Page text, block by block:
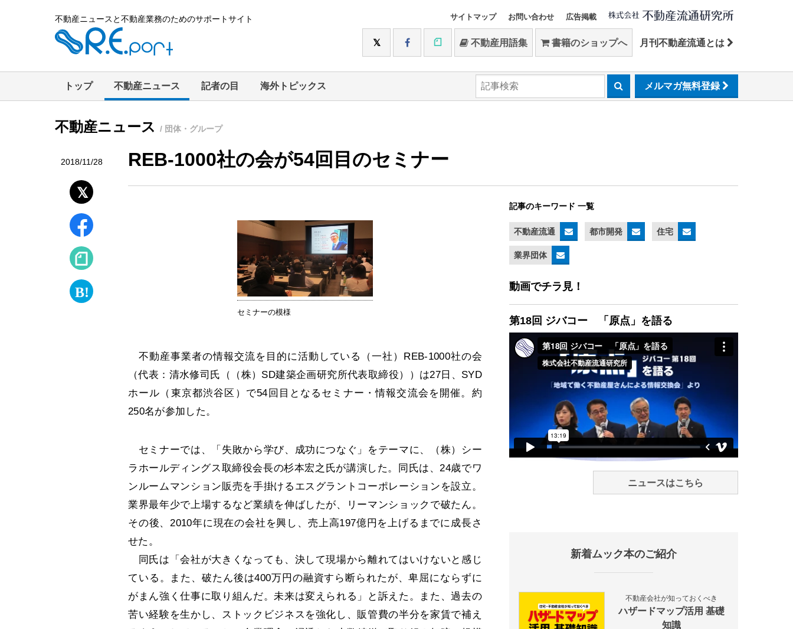
不動産ニュースと不動産業務のためのサポートサイト サイトマップ お問い合わせ 広告掲載
不動産用語集 書籍のショップへ 月刊不動産流通とは
トップ 不動産ニュース 記者の目 海外トピックス メルマガ無料登録
不動産ニュース / 団体・グループ
2018/11/28 REB‐1000社の会が54回目のセミナー
セミナーの模様
不動産事業者の情報交流を目的に活動している（一社）REB-1000社の会
（代表：清水修司氏（（株）SD建築企画研究所代表取締役））は27日、SYD
ホール（東京都渋谷区）で54回目となるセミナー・情報交流会を開催。約
250名が参加した。
セミナーでは、「失敗から学び、成功につなぐ」をテーマに、（株）シー
ラホールディングス取締役会長の杉本宏之氏が講演した。同氏は、24歳でワ
ンルームマンション販売を手掛けるエスグラントコーポレーションを設立。
業界最年少で上場するなど業績を伸ばしたが、リーマンショックで破たん。
その後、2010年に現在の会社を興し、売上高197億円を上げるまでに成長さ
せた。
同氏は「会社が大きくなっても、決して現場から離れてはいけないと感じ
ている。また、破たん後は400万円の融資すら断られたが、卑屈にならずに
がまん強く仕事に取り組んだ。未来は変えられる」と訴えた。また、過去の
苦い経験を生かし、ストックビジネスを強化し、販管費の半分を家賃で補え
記事のキーワード 一覧
不動産流通 都市開発 住宅
業界団体
動画でチラ見！
第18回 ジバコー 「原点」を語る
ニュースはこちら
新着ムック本のご紹介
不動産会社が知っておくべき
ハザードマップ活用 基礎
知識